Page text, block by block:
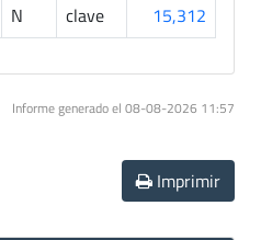
N clave 15,312
Informe generado el 08-08-2026 11:57
Imprimir